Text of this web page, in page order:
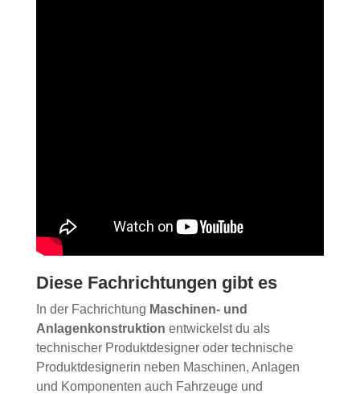
Diese Fachrichtungen gibt es
In der Fachrichtung Maschinen- und
Anlagenkonstruktion entwickelst du als
technischer Produktdesigner oder technische
Produktdesignerin neben Maschinen, Anlagen
und Komponenten auch Fahrzeuge und